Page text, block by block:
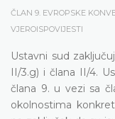
ČLAN 9. EVROPSKE
VJEROISPOVIJESTI
Ustavni sud
II/3.g) i člana II/4.
člana 9. u vezi sa
okolnostima